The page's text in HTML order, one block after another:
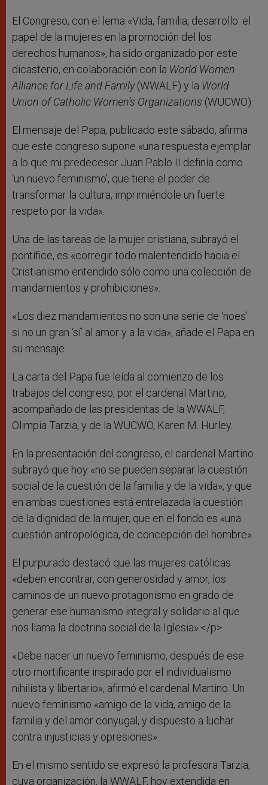
El Congreso, con el lema «Vida, familia, desarrollo: el
papel de la mujeres en la promoción del los
derechos humanos», ha sido organizado por este
dicasterio, en colaboración con la World Women
Alliance for Life and Family(WWALF) y la World
Union of Catholic Women’s Organizations (WUCWO).
El mensaje del Papa, publicado este sábado, afirma
que este congreso supone «una respuesta ejemplar
a lo que mi predecesor Juan Pablo II definía como
‘un nuevo feminismo’, que tiene el poder de
transformar la cultura, imprimiéndole un fuerte
respeto por la vida».
Una de las tareas de la mujer cristiana, subrayó el
pontífice, es «corregir todo malentendido hacia el
Cristianismo entendido sólo como una colección de
mandamientos y prohibiciones».
«Los diez mandamientos no son una serie de ‘noes’
si no un gran ‘sí’ al amor y a la vida», añade el Papa en
su mensaje.
La carta del Papa fue leída al comienzo de los
trabajos del congreso, por el cardenal Martino,
acompañado de las presidentas de la WWALF,
Olimpia Tarzia, y de la WUCWO, Karen M. Hurley.
En la presentación del congreso, el cardenal Martino
subrayó que hoy «no se pueden separar la cuestión
social de la cuestión de la familia y de la vida», y que
en ambas cuestiones está entrelazada la cuestión
de la dignidad de la mujer, que en el fondo es «una
cuestión antropológica, de concepción del hombre».
El purpurado destacó que las mujeres católicas
«deben encontrar, con generosidad y amor, los
caminos de un nuevo protagonismo en grado de
generar ese humanismo integral y solidario al que
nos llama la doctrina social de la Iglesia».</p>
«Debe nacer un nuevo feminismo, después de ese
otro mortificante inspirado por el individualismo
nihilista y libertario», afirmó el cardenal Martino. Un
nuevo feminismo «amigo de la vida, amigo de la
familia y del amor conyugal, y dispuesto a luchar
contra injusticias y opresiones».
En el mismo sentido se expresó la profesora Tarzia,
cuya organización, la WWALF, hoy extendida en